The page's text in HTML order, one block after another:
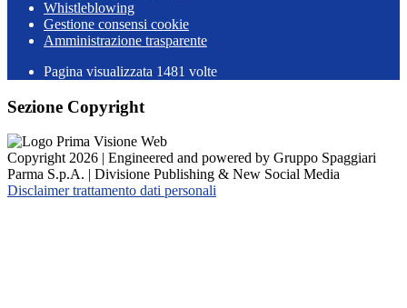
Whistleblowing
Gestione consensi cookie
Amministrazione trasparente
Pagina visualizzata 1481 volte
Sezione Copyright
Copyright 2026 | Engineered and powered by Gruppo Spaggiari
Parma S.p.A. | Divisione Publishing & New Social Media
Disclaimer trattamento dati personali